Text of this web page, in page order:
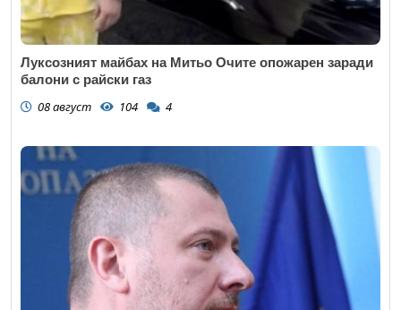
Луксозният майбах на Митьо Очите опожарен заради
балони с райски газ
08 август 104 4